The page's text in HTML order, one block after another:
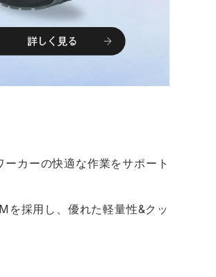
カーの快適な作業をサポート
を採用し、優れた軽量性&クッ